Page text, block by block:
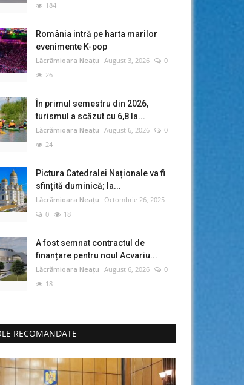
184
România intră pe harta marilor
evenimente K-pop
Lăcrămioara Neațu August 3, 2026
0
26
În primul semestru din 2026,
turismul a scăzut cu 6,8 la...
Lăcrămioara Neațu August 6, 2026
0
24
Pictura Catedralei Naționale va fi
sfințită duminică; la...
Lăcrămioara Neațu
Octombrie 26, 2025
0
18
A fost semnat contractul de
finanțare pentru noul Acvariu...
Lăcrămioara Neațu August 6, 2026
0
18
RECOMANDATE